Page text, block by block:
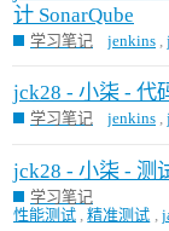
计 SonarQube
学习笔记 jenkins ,
jck28 - 小柒 - 代
学习笔记 jenkins ,
jck28 - 小柒 - 测
学习笔记
性能测试 ,精准测试 ,